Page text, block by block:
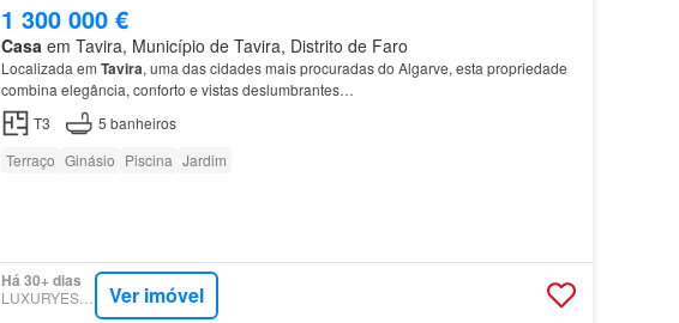
1 300 000 €
Casaem Tavira, Município de Tavira, Distrito de Faro
Localizada em Tavira, uma das cidades mais procuradas do Algarve, esta propriedade
combina elegância, conforto e vistas deslumbrantes…
T3
5 banheiros
Terraço Ginásio Piscina Jardim
Há 30+ dias
LUXURYESTATE Ver imóvel